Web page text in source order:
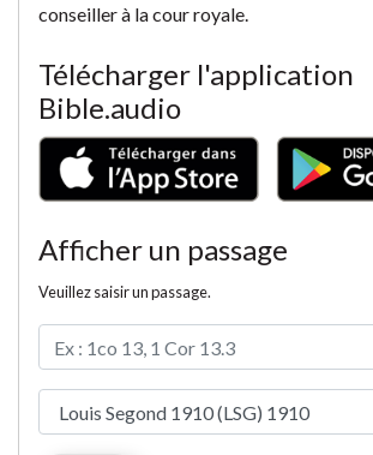
conseiller à la cour royale.
Télécharger l'application
Bible.audio
Afficher un passage
Veuillez saisir un passage.